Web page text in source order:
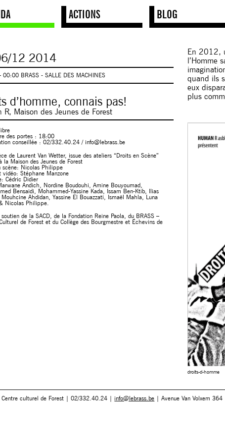
ACTIONS BLOG
12 2014
BRASS - SALLE DES MACHINES
d’homme, connais pas!
R, Maison des Jeunes de Forest
des portes : 18:00
conseillée : 02/332.40.24 / info@lebrass.be
de Laurent Van Wetter, issue des ateliers “Droits en Scène”
la Maison des Jeunes de Forest
scène: Nicolas Philippe
vidéo: Stéphane Manzone
Cédric Didier
Andich, Nordine Boudouhi, Amine Bouyoumad,
Bensaidi, Mohammed-Yassine Kada, Issam Ben-Ktib, Ilias
Ahdidan, Yassine El Bouazzati, Ismaël Mahla, Luna
Nicolas Philippe.
de la SACD, de la Fondation Reine Paola, du BRASS –
de Forest et du Collège des Bourgmestre et Échevins de
En 2012,
l’Homme
quand ils
eux
plus
droits-d-homme
culturel de Forest | 02/332.40.24 | info@lebrass.be | Avenue Van Volxem